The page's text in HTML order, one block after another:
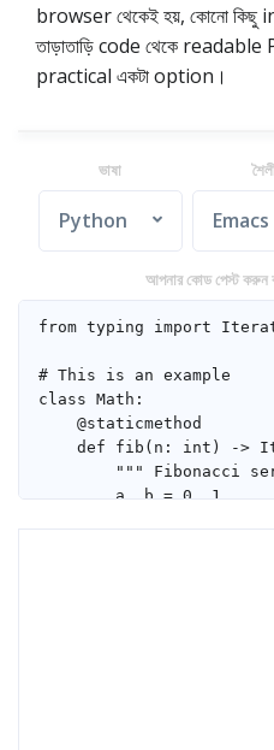
browser থেকেই হয়, কোনো কিছু
তাড়াতাড়ি code থেকে readable
practical একটা option।
ভাষা
Python
শৈলী
Emacs
আপনার কোড পেস্ট